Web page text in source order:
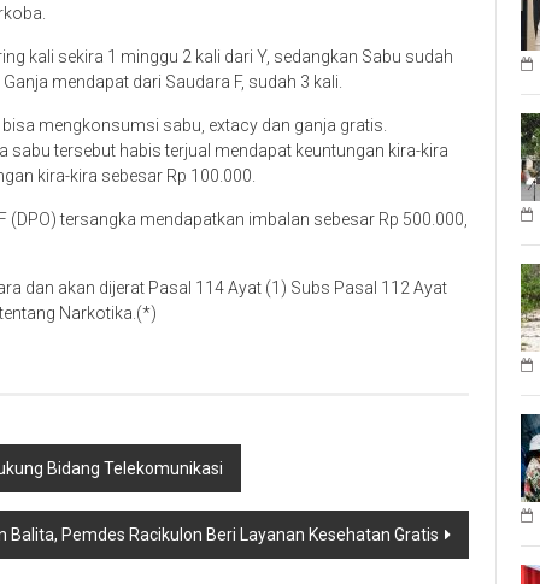
kali sekira 1 minggu 2 kali dari Y, sedangkan Sabu sudah
mendapat dari Saudara F, sudah 3 kali.
mengkonsumsi sabu, extacy dan ganja gratis.
sabu tersebut habis terjual mendapat keuntungan kira-kira
kira-kira sebesar Rp 100.000.
tersangka mendapatkan imbalan sebesar Rp 500.000,
dan akan dijerat Pasal 114 Ayat (1) Subs Pasal 112 Ayat
Narkotika.(*)
Bidang Telekomunikasi
Balita, Pemdes Racikulon Beri Layanan Kesehatan Gratis